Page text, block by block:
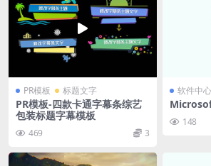
PR模板 标题文字
PR模板-四款卡通字幕条综艺
包装标题字幕模板
469 3
软件中心
148